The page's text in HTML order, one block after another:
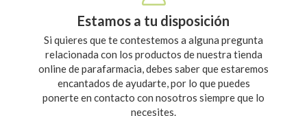
Estamos a tu disposición
Si quieres que te contestemos a alguna pregunta
relacionada con los productos de nuestra tienda
online de parafarmacia, debes saber que estaremos
encantados de ayudarte, por lo que puedes
ponerte en contacto con nosotros siempre que lo
necesites.